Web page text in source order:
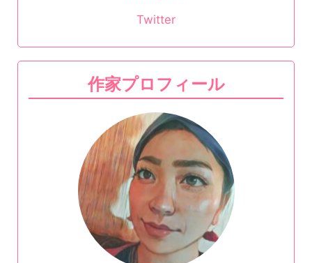
Twitter
作家プロフィール